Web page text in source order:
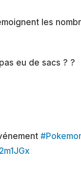
les
eu de sacs ? ?